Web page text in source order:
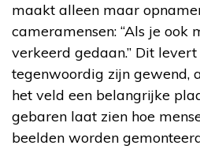
maakt alleen maar
cameramensen: “Als je
verkeerd gedaan.” Dit
tegenwoordig zijn gewend,
het veld een belangrijke
gebaren laat zien hoe
beelden worden